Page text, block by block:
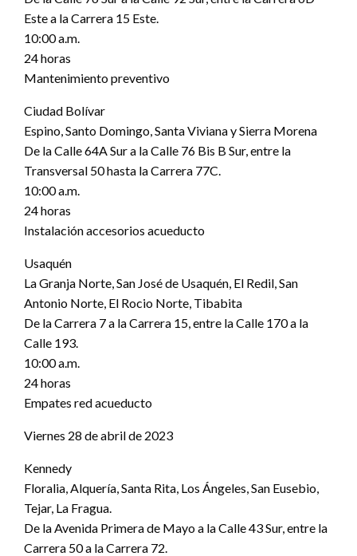
Este a la Carrera 15 Este.
10:00 a.m.
24 horas
Mantenimiento preventivo
Ciudad Bolívar
Espino, Santo Domingo, Santa Viviana y Sierra Morena
De la Calle 64A Sur a la Calle 76 Bis B Sur, entre la
Transversal 50 hasta la Carrera 77C.
10:00 a.m.
24 horas
Instalación accesorios acueducto
Usaquén
La Granja Norte, San José de Usaquén, El Redil, San
Antonio Norte, El Rocio Norte, Tibabita
De la Carrera 7 a la Carrera 15, entre la Calle 170 a la
Calle 193.
10:00 a.m.
24 horas
Empates red acueducto
Viernes 28 de abril de 2023
Kennedy
Floralia, Alquería, Santa Rita, Los Ángeles, San Eusebio,
Tejar, La Fragua.
De la Avenida Primera de Mayo a la Calle 43 Sur, entre la
Carrera 50 a la Carrera 72.